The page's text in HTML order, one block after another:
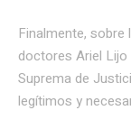
Finalmente,
doctores Ariel Lijo
Suprema de
legítimos y